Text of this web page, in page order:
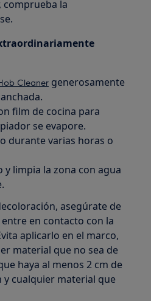
comprueba la
Cleaner generosamente
film de cocina para
se evapore.
durante varias horas o
y limpia la zona con agua
asegúrate de
en contacto con la
aplicarlo en el marco,
material que no sea de
haya al menos 2 cm de
cualquier material que